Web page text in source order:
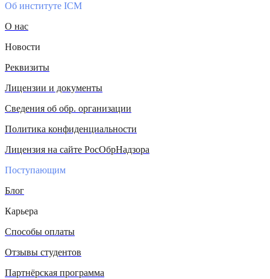
Об институте ICM
О нас
Новости
Реквизиты
Лицензии и документы
Сведения об обр. организации
Политика конфиденциальности
Лицензия на сайте РосОбрНадзора
Поступающим
Блог
Карьера
Способы оплаты
Отзывы студентов
Партнёрская программа